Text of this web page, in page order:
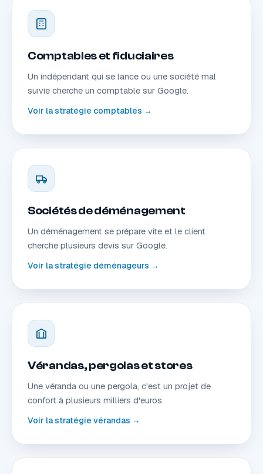
Comptables et fiduciaires
Un indépendant qui se lance ou une société mal
suivie cherche un comptable sur Google.
Voir la stratégie comptables →
Sociétés de déménagement
Un déménagement se prépare vite et le client
cherche plusieurs devis sur Google.
Voir la stratégie déménageurs →
Vérandas, pergolas et stores
Une véranda ou une pergola, c'est un projet de
confort à plusieurs milliers d'euros.
Voir la stratégie vérandas →